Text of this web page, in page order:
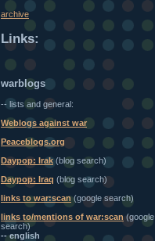
archive
Links:
warblogs
-- lists and general:
Weblogs against war
Peaceblogs.org
Daypop: Irak (blog search)
Daypop: Iraq (blog search)
links to war:scan (google search)
links to/mentions of war:scan(google
search)
-- english